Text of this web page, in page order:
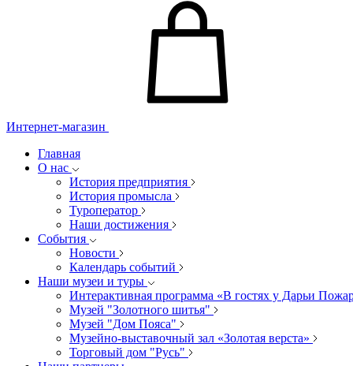
Интернет-магазин
Главная
О нас
История предприятия
История промысла
Туроператор
Наши достижения
События
Новости
Календарь событий
Наши музеи и туры
Интерактивная программа «В гостях у Дарьи
Музей "Золотного шитья"
Музей "Дом Пояса"
Музейно-выставочный зал «Золотая верста»
Торговый дом "Русь"